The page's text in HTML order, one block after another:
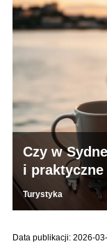
Czy w
i
Turystyka
Data publikacji: 2026-03-